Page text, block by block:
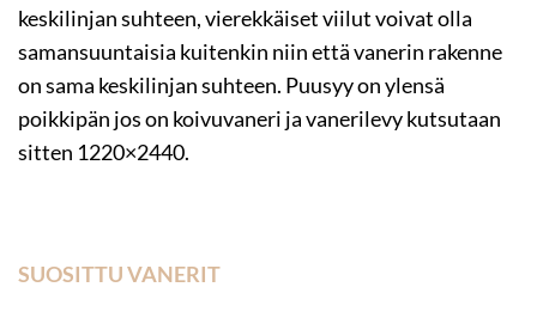
keskilinjan suhteen, vierekkäiset viilut voivat olla
samansuuntaisia kuitenkin niin että vanerin rakenne
on sama keskilinjan suhteen. Puusyy on ylensä
poikkipän jos on koivuvaneri ja vanerilevy kutsutaan
sitten 1220×2440.
SUOSITTU VANERIT